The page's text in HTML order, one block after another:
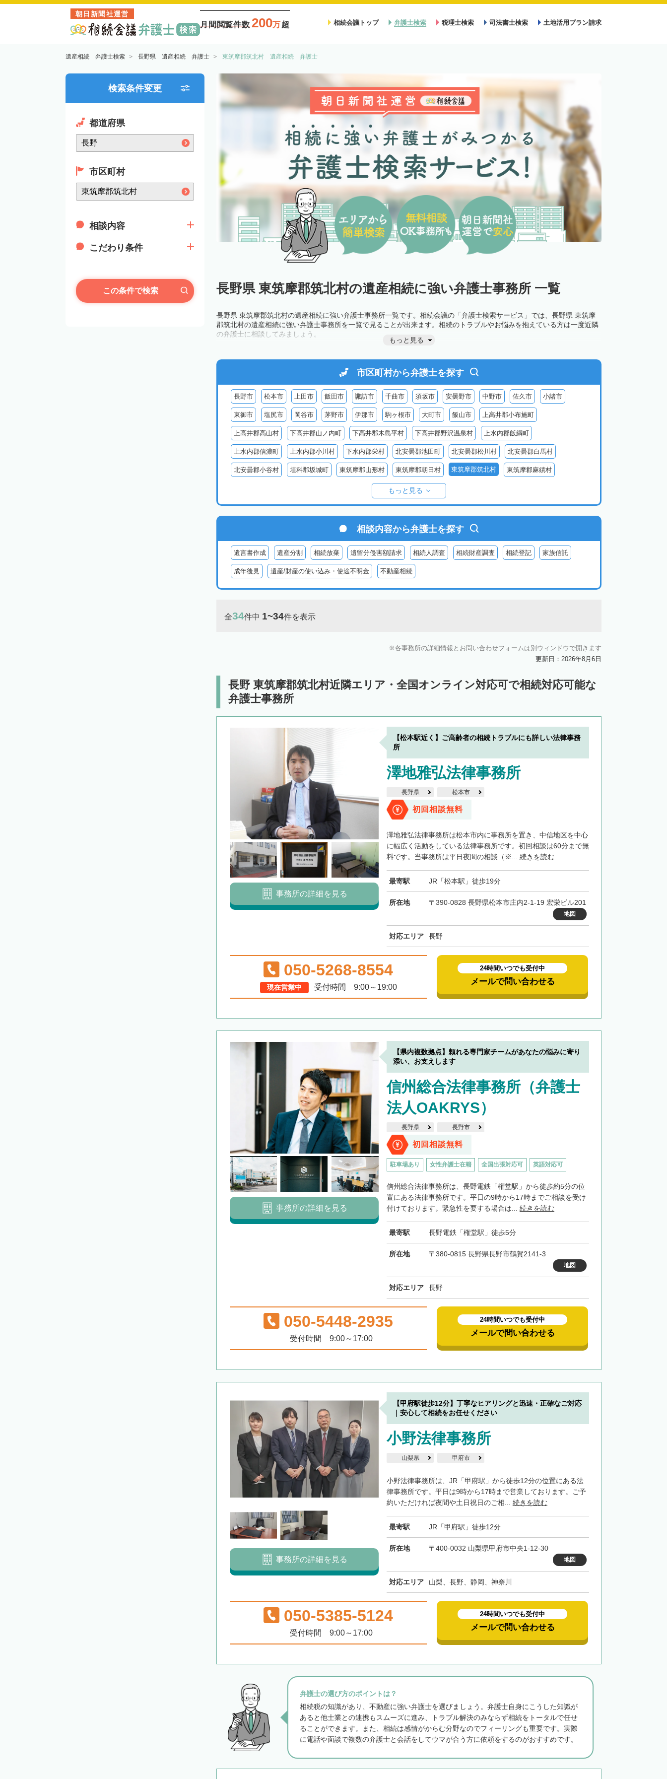
朝日新聞社運営
月間閲覧件数 200万超 相続会議トップ 弁護士検索 税理士検索 司法書士検索 土地活用プラン請求
遺産相続 弁護士検索 長野県 遺産相続 弁護士 東筑摩郡筑北村 遺産相続 弁護士
検索条件変更
都道府県
市区町村
相談内容
こだわり条件
この条件で検索 長野県 東筑摩郡筑北村の遺産相続に強い弁護士事務所 一覧
長野県 東筑摩郡筑北村の遺産相続に強い弁護士事務所一覧です。相続会議の「弁護士検索サービス」では、長野県 東筑摩
郡筑北村の遺産相続に強い弁護士事務所を一覧で見ることが出来ます。相続のトラブルやお悩みを抱えている方は一度近隣
の弁護士に相談してみましょう。
もっと見る
市区町村から弁護士を探す
長野市 松本市 上田市 飯田市 諏訪市 千曲市 須坂市 安曇野市 中野市 佐久市 小諸市
東御市 塩尻市 岡谷市 茅野市 伊那市 駒ヶ根市 大町市 飯山市 上高井郡小布施町
上高井郡高山村 下高井郡山ノ内町 下高井郡木島平村 下高井郡野沢温泉村 上水内郡飯綱町
上水内郡信濃町 上水内郡小川村 下水内郡栄村 北安曇郡池田町 北安曇郡松川村 北安曇郡白馬村
北安曇郡小谷村 埴科郡坂城町 東筑摩郡山形村 東筑摩郡朝日村 東筑摩郡筑北村 東筑摩郡麻績村
北佐久郡軽井沢町
南佐久郡佐久穂町 南佐久郡川上村 南佐久郡小海町 南佐久郡南牧村 南佐久郡南相木村 南佐久郡北相木村
諏訪郡原村 木曽郡木曽町 木曽郡上松町
木曽郡大桑村 木曽郡木祖村 木曽郡王滝村 上伊那郡箕輪町 上伊那郡辰野町 上伊那郡宮田村
上伊那郡南箕輪村 上伊那郡飯島町 上伊那郡中川村 下伊那郡高森町 下伊那郡松川町 下伊那郡豊丘村
下伊那郡阿智村 下伊那郡喬木村 下伊那郡阿南町 下伊那郡下條村
もっと見る
相談内容から弁護士を探す
遺言書作成 遺産分割 相続放棄 遺留分侵害額請求 相続人調査 相続財産調査 相続登記 家族信託
成年後見 遺産/財産の使い込み・使途不明金 不動産相続
全34件中 1~34件を表示
各事務所の詳細情報とお問い合わせフォームは別ウィンドウで開きます
更新日：2026年8月6日
長野 東筑摩郡筑北村近隣エリア・全国オンライン対応可で相続対応可能な
弁護士事務所
【松本駅近く】ご高齢者の相続トラブルにも詳しい法律事務
所
澤地雅弘法律事務所
長野県 松本市
初回相談無料
澤地雅弘法律事務所は松本市内に事務所を置き、中信地区を中心
に幅広く活動をしている法律事務所です。初回相談は60分まで無
料です。当事務所は平日夜間の相談（※... 続きを読む
最寄駅 JR「松本駅」徒歩19分
所在地 〒390-0828 長野県松本市庄内2-1-19 宏栄ビル201
地図
対応エリア 長野
事務所の詳細を見る
050-5268-8554
現在営業中 受付時間 9:00～19:00
24時間いつでも受付中
メールで問い合わせる
【県内複数拠点】頼れる専門家チームがあなたの悩みに寄り
添い、お支えします
信州総合法律事務所（弁護士
法人OAKRYS）
長野県 長野市
初回相談無料
駐車場あり 女性弁護士在籍 全国出張対応可 英語対応可
信州総合法律事務所は、長野電鉄「権堂駅」から徒歩約5分の位
置にある法律事務所です。平日の9時から17時までご相談を受け
付けております。緊急性を要する場合は... 続きを読む
最寄駅 長野電鉄「権堂駅」徒歩5分
所在地 〒380-0815 長野県長野市鶴賀2141-3
地図
対応エリア 長野
事務所の詳細を見る
050-5448-2935
受付時間 9:00～17:00
24時間いつでも受付中
メールで問い合わせる
【甲府駅徒歩12分】丁寧なヒアリングと迅速・正確なご対応
｜安心して相続をお任せください
小野法律事務所
山梨県 甲府市
小野法律事務所は、JR「甲府駅」から徒歩12分の位置にある法
律事務所です。平日は9時から17時まで営業しております。ご予
約いただければ夜間や土日祝日のご相... 続きを読む
最寄駅 JR「甲府駅」徒歩12分
所在地 〒400-0032 山梨県甲府市中央1-12-30
地図
対応エリア 山梨、長野、静岡、神奈川
事務所の詳細を見る
050-5385-5124
受付時間 9:00～17:00
24時間いつでも受付中
メールで問い合わせる
弁護士の選び方のポイントは？
相続税の知識があり、不動産に強い弁護士を選びましょう。弁護士自身にこうした知識が
あると他士業との連携もスムーズに進み、トラブル解決のみならず相続をトータルで任せ
ることができます。また、相続は感情がからむ分野なのでフィーリングも重要です。実際
に電話や面談で複数の弁護士と会話をしてウマが合う方に依頼をするのがおすすめです。